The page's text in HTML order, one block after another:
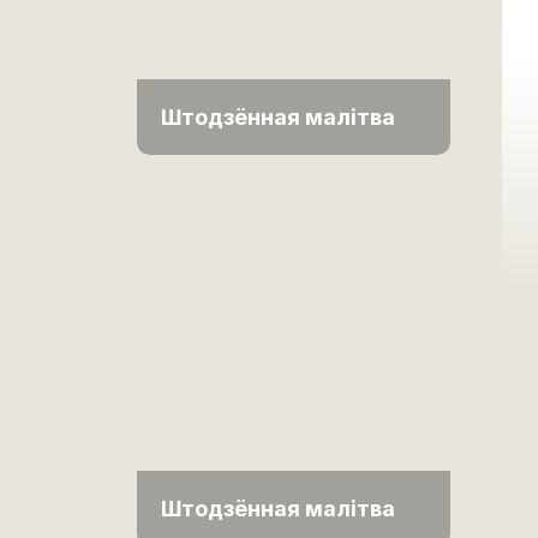
Штодзённая малітва
Штодзённая малітва